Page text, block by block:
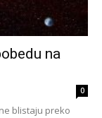
na
0
blistaju preko